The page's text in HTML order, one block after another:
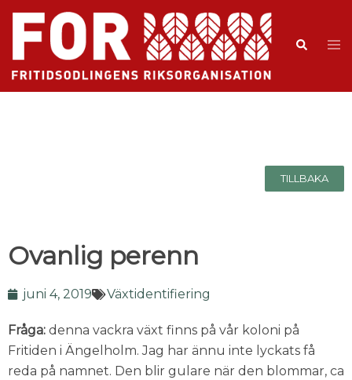
TILLBAKA
Ovanlig perenn
juni 4, 2019 Växtidentifiering
Fråga: denna vackra växt finns på vår koloni på
Fritiden i Ängelholm. Jag har ännu inte lyckats få
reda på namnet. Den blir gulare när den blommar, ca